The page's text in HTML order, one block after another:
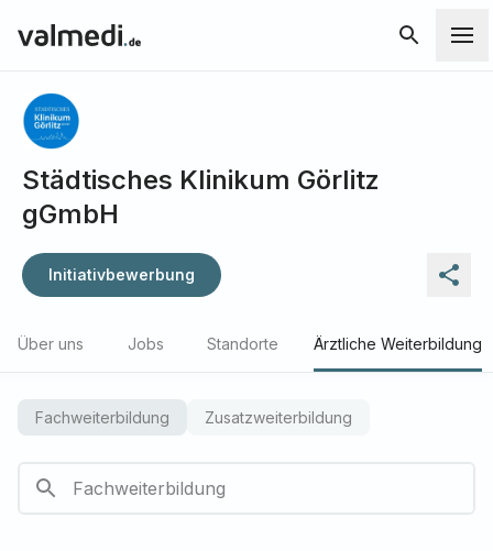
Städtisches Klinikum Görlitz
gGmbH
Initiativbewerbung
Über uns Jobs Standorte Ärztliche Weiterbildung
Fachweiterbildung Zusatzweiterbildung